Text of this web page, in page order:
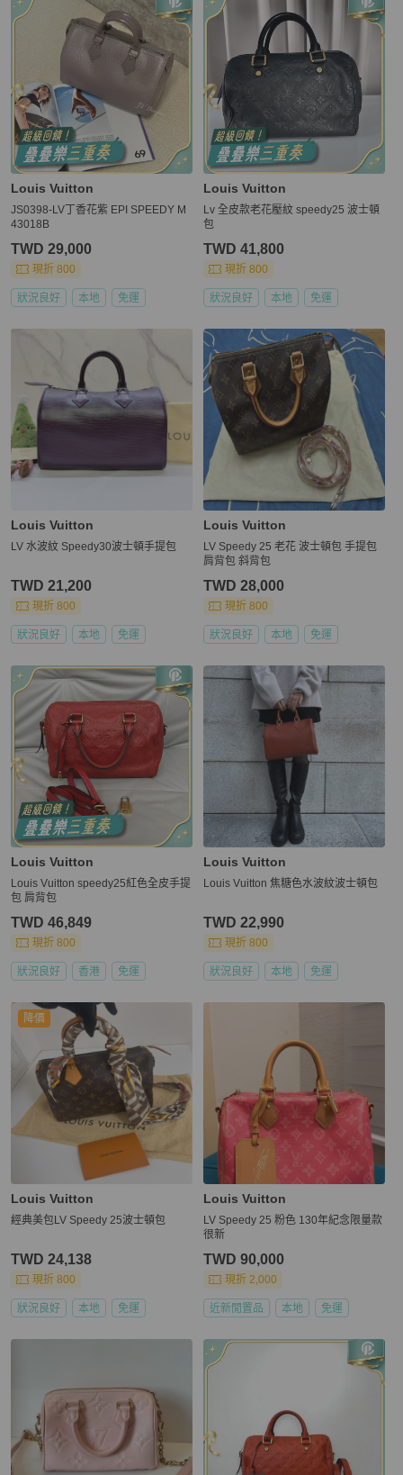
Louis Vuitton
JS0398-LV丁香花紫 EPI SPEEDY M
43018B
TWD 29,000
現折 800
狀況良好 本地 免運
Louis Vuitton
Lv 全皮款老花壓紋 speedy25 波士頓
包
TWD 41,800
現折 800
狀況良好 本地 免運
Louis Vuitton
LV 水波紋 Speedy30波士頓手提包
TWD 21,200
現折 800
狀況良好 本地 免運
Louis Vuitton
LV Speedy 25 老花 波士頓包 手提包
肩背包 斜背包
TWD 28,000
現折 800
狀況良好 本地 免運
Louis Vuitton
Louis Vuitton speedy25紅色全皮手提
包 肩背包
TWD 46,849
現折 800
狀況良好 香港 免運
Louis Vuitton
Louis Vuitton 焦糖色水波紋波士頓包
TWD 22,990
現折 800
狀況良好 本地 免運
降價
Louis Vuitton
經典美包LV Speedy 25波士頓包
TWD 24,138
現折 800
狀況良好 本地 免運
Louis Vuitton
LV Speedy 25 粉色 130年紀念限量款
很新
TWD 90,000
現折 2,000
近新閒置品 本地 免運